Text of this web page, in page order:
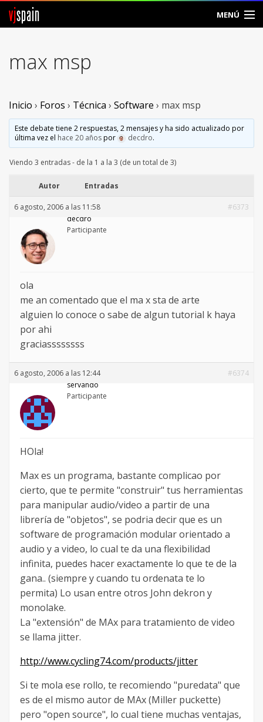
vjspain MENÚ
Foros
Vjspain
Contacto
Entrar
Crear Cuenta
max msp
Inicio › Foros › Técnica › Software › max msp
Este debate tiene 2 respuestas, 2 mensajes y ha sido actualizado por
última vez el hace 20 añospor decdro.
Viendo 3 entradas - de la 1 a la 3 (de un total de 3)
Autor Entradas
6 agosto, 2006 a las 11:58
#6373
decdro
Participante
ola
me an comentado que el ma x sta de arte
alguien lo conoce o sabe de algun tutorial k haya
por ahi
graciassssssss
6 agosto, 2006 a las 12:44
#6374
servando
Participante
HOla!
Max es un programa, bastante complicao por
cierto, que te permite "construir" tus herramientas
para manipular audio/video a partir de una
librería de "objetos", se podria decir que es un
software de programación modular orientado a
audio y a video, lo cual te da una flexibilidad
infinita, puedes hacer exactamente lo que te de la
gana.. (siempre y cuando tu ordenata te lo
permita) Lo usan entre otros John dekron y
monolake.
La "extensión" de MAx para tratamiento de video
se llama jitter.
http://www.cycling74.com/products/jitter
Si te mola ese rollo, te recomiendo "puredata" que
es de el mismo autor de MAx (Miller puckette)
pero "open source", lo cual tiene muchas ventajas,